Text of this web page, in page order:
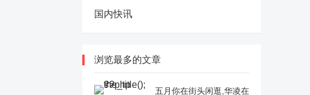
国内快讯
浏览最多的文章
五月你在街头闲逛,华凌在